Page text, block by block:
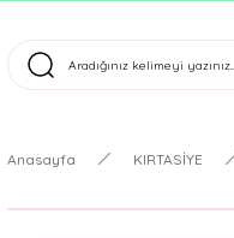
Tüm
Anasayfa KIRTASİYE